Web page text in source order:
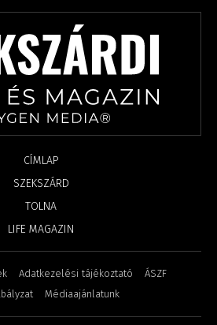
CÍMLAP
SZEKSZÁRD
TOLNA
LIFE MAGAZIN
Adatkezelési tájékoztató
ÁSZF
Médiaajánlatunk